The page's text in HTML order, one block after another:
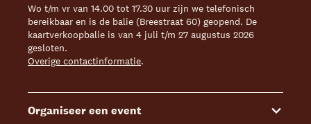
Wo t/m vr van 14.00 tot 17.30 uur zijn we telefonisch
bereikbaar en is de balie (Breestraat 60) geopend. De
kaartverkoopbalie is van 4 juli t/m 27 augustus 2026
gesloten.
Overige contactinformatie.
Organiseer een event